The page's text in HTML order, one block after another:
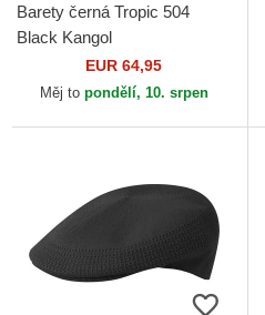
Barety černá Tropic 504
Black Kangol
EUR 64,95
Měj to pondělí, 10. srpen